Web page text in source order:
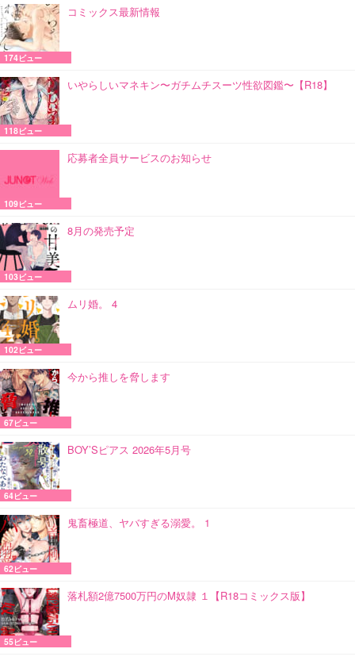
コミックス最新情報
174ビュー
いやらしいマネキン〜ガチムチスーツ性欲図鑑〜【R18】
118ビュー
応募者全員サービスのお知らせ
109ビュー
8月の発売予定
103ビュー
ムリ婚。 4
102ビュー
今から推しを脅します
67ビュー
BOY’Sピアス 2026年5月号
64ビュー
鬼畜極道、ヤバすぎる溺愛。 1
62ビュー
落札額2億7500万円のM奴隷 １【R18コミックス版】
55ビュー